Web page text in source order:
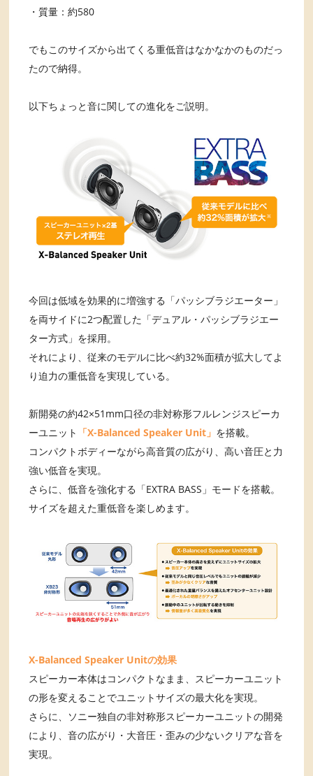
・質量：約580
でもこのサイズから出てくる重低音はなかなかのものだっ
たので納得。
以下ちょっと音に関しての進化をご説明。
今回は低域を効果的に増強する「パッシブラジエーター」
を両サイドに2つ配置した「デュアル・パッシブラジエー
ター方式」を採用。
それにより、従来のモデルに比べ約32%面積が拡大してよ
り迫力の重低音を実現している。
新開発の約42×51mm口径の非対称形フルレンジスピーカ
ーユニット 「X-Balanced Speaker Unit」 を搭載。
コンパクトボディーながら高音質の広がり、高い音圧と力
強い低音を実現。
さらに、低音を強化する「EXTRA BASS」モードを搭載。
サイズを超えた重低音を楽しめます。
X-Balanced Speaker Unitの効果
スピーカー本体はコンパクトなまま、スピーカーユニット
の形を変えることでユニットサイズの最大化を実現。
さらに、ソニー独自の非対称形スピーカーユニットの開発
により、音の広がり・大音圧・歪みの少ないクリアな音を
実現。